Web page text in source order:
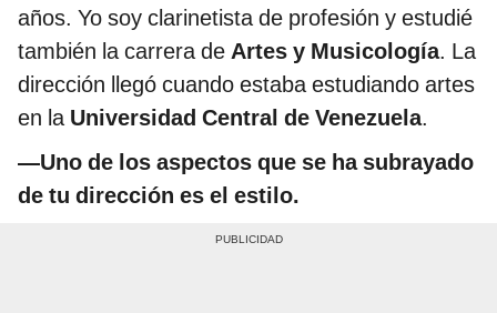
años. Yo soy clarinetista de profesión y estudié
también la carrera de Artes y Musicología. La
dirección llegó cuando estaba estudiando artes
en la Universidad Central de Venezuela.
—Uno de los aspectos que se ha subrayado
de tu dirección es el estilo.